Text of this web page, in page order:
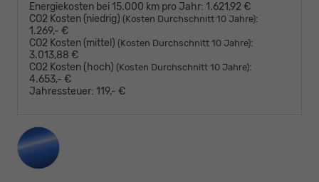
Energiekosten bei 15.000 km pro Jahr: 1.621,92 €
CO2 Kosten (niedrig) (Kosten Durchschnitt 10 Jahre):
1.269,- €
CO2 Kosten (mittel) (Kosten Durchschnitt 10 Jahre):
3.013,88 €
CO2 Kosten (hoch) (Kosten Durchschnitt 10 Jahre):
4.653,- €
Jahressteuer: 119,- €